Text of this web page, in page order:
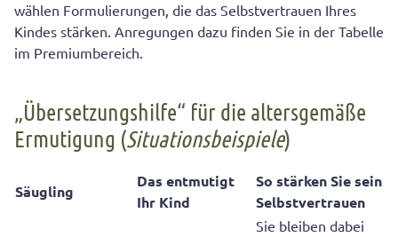
wählen Formulierungen, die das Selbstvertrauen Ihres
Kindes stärken. Anregungen dazu finden Sie in der Tabelle
im Premiumbereich.
„Übersetzungshilfe“ für die altersgemäße
Ermutigung (Situationsbeispiele)
Säugling
Das entmutigt
Ihr Kind
So stärken Sie sein
Selbstvertrauen
Sie bleiben dabei